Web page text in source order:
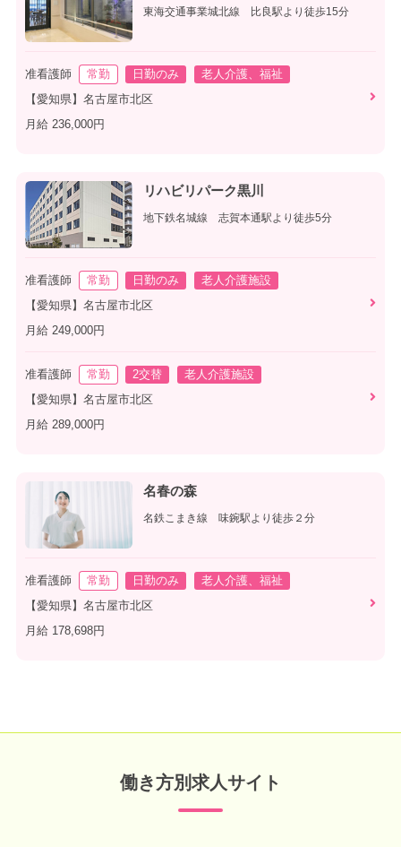
東海交通事業城北線 比良駅より徒歩15分
准看護師 常勤 日勤のみ
老人介護、福祉
【愛知県】名古屋市北区
月給 236,000円
リハビリパーク黒川
地下鉄名城線 志賀本通駅より徒歩5分
准看護師 常勤 日勤のみ
老人介護施設
【愛知県】名古屋市北区
月給 249,000円
准看護師 常勤 2交替
老人介護施設
【愛知県】名古屋市北区
月給 289,000円
名春の森
名鉄こまき線 味鋺駅より徒歩２分
准看護師 常勤 日勤のみ
老人介護、福祉
【愛知県】名古屋市北区
月給 178,698円
働き方別求人サイト